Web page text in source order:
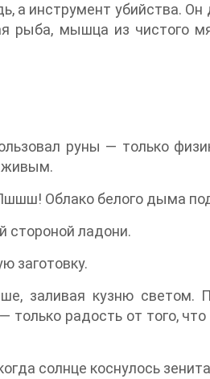
а инструмент убийства.
рыба, мышца из чистого
руны — только
живым.
Облако белого дыма
стороной ладони.
заготовку.
заливая кузню светом.
только радость от того,
солнце коснулось